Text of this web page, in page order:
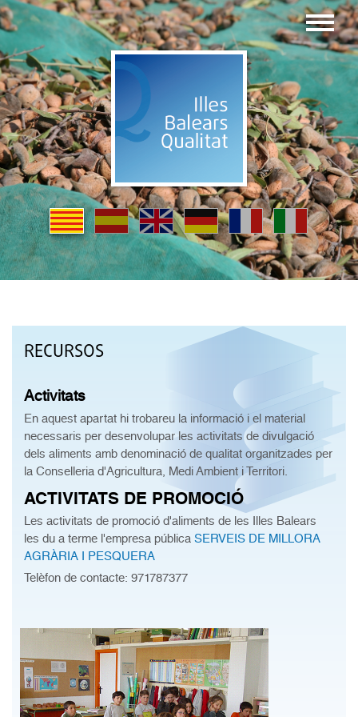
RECURSOS
Activitats
En aquest apartat hi trobareu la informació i el material
necessaris per desenvolupar les activitats de divulgació
dels aliments amb denominació de qualitat organitzades per
la Conselleria d'Agricultura, Medi Ambient i Territori.
ACTIVITATS DE PROMOCIÓ
Les activitats de promoció d'aliments de les Illes Balears
les du a terme l'empresa pública SERVEIS DE MILLORA
AGRÀRIA I PESQUERA
Telèfon de contacte: 971787377